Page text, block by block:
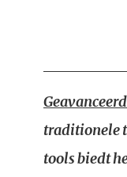
traditionele
tools biedt